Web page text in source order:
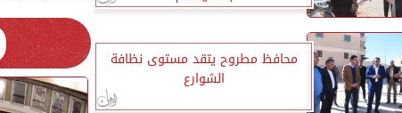
محافظ مطروح يتقد مستوى نظافة
الشوارع